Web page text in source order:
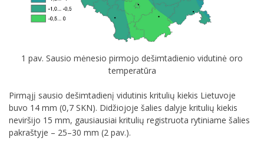
1 pav. Sausio mėnesio pirmojo dešimtadienio vidutinė oro
temperatūra
Pirmąjį sausio dešimtadienį vidutinis kritulių kiekis Lietuvoje
buvo 14 mm (0,7 SKN). Didžiojoje šalies dalyje kritulių kiekis
neviršijo 15 mm, gausiausiai kritulių registruota rytiniame šalies
pakraštyje – 25–30 mm (2 pav.).